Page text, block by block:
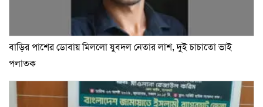
বাড়ির পাশের ডোবায় মিললো যুবদল নেতার লাশ, দুই চাচাতো ভাই
পলাতক